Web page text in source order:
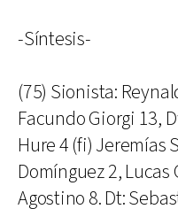
-Síntesis-
(75) Sionista:
Facundo Giorgi 13,
Hure 4 (fi) Jeremías
Domínguez 2,
Agostino 8. Dt: